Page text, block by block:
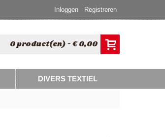
Inloggen Registreren
0 product(en) - € 0,00
DIVERS TEXTIEL